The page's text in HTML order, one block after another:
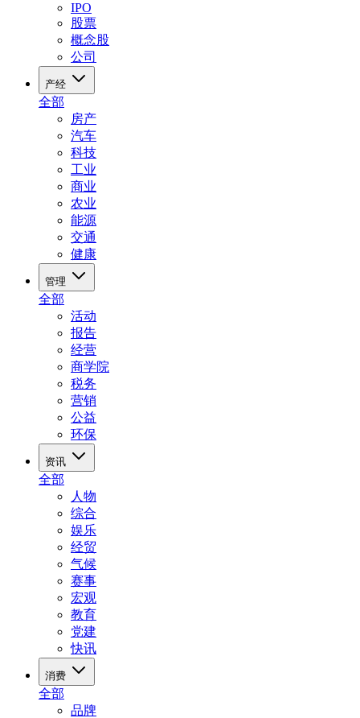
IPO
股票
概念股
公司
产经
全部
房产
汽车
科技
工业
商业
农业
能源
交通
健康
管理
全部
活动
报告
经营
商学院
税务
营销
公益
环保
资讯
全部
人物
综合
娱乐
经贸
气候
赛事
宏观
教育
党建
快讯
消费
全部
品牌